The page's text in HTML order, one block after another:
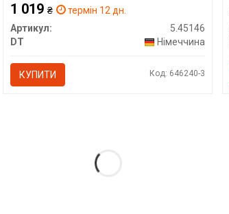
1 019₴
термін 12 дн.
Артикул:
5.45146
DT
Німеччина
КУПИТИ Код: 646240-3